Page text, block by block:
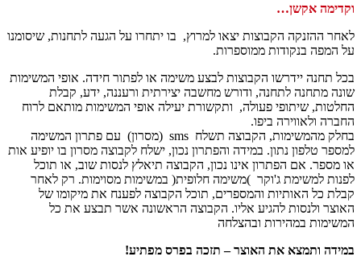
וקדימה אקשן…
לאחר ההזנקה הקבוצות יצאו למרוץ, בו יתחרו על הגעה לתחנות, שיסומנו
על המפה בנקודות ממוספרות.
בכל תחנה יידרשו הקבוצות לבצע משימה או לפתור חידה. אופי המשימות
שונה מתחנה לתחנה, ודורש מחשבה יצירתית ורעננה, ידע, קבלת
החלטות, שיתופי פעולה, ותקשורת יעילה אופי המשימות מותאם לרוח
החברה ולאווירה ביפו.
בחלק מהמשימות, הקבוצה תשלח sms (מסרון) עם פתרון המשימה
למספר טלפון נתון. במידה והפתרון נכון, ישלח לקבוצה מסרון בו יופיע אות
או מספר. אם הפתרון אינו נכון, הקבוצה תיאלץ לנסות שוב, או תוכל
לפנות למשימת ג'וקר )משימה חלופית( במשימות מסוימות. רק לאחר
קבלת כל האותיות והמספרים, תוכל הקבוצה לפענח את מיקומו של
האוצר ולנסות להגיע אליו. הקבוצה הראשונה אשר תבצע את כל
המשימות במהירות ובהצלחה
במידה ותמצא את האוצר – תזכה בפרס מפתיע!